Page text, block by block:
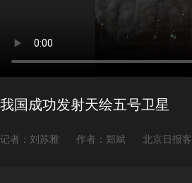
我国成功发射天绘五号卫星
记者：刘苏雅 作者：郑斌 北京日报